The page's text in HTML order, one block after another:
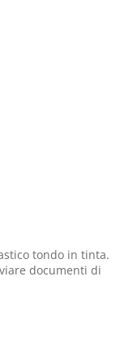
tondo in tinta.
documenti di